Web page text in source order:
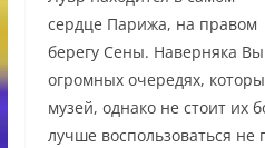
сердце Парижа, на правом
берегу Сены. Наверняка
огромных очередях,
музей, однако не стоит их
лучше воспользоваться не